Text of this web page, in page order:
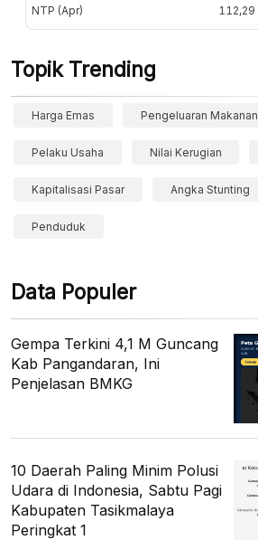
NTP (Apr) 112,29
Topik Trending
Harga Emas Pengeluaran Makanan
Pelaku Usaha Nilai Kerugian
Kapitalisasi Pasar Angka Stunting
Penduduk
Data Populer
Gempa Terkini 4,1 M Guncang
Kab Pangandaran, Ini
Penjelasan BMKG
10 Daerah Paling Minim Polusi
Udara di Indonesia, Sabtu Pagi
Kabupaten Tasikmalaya
Peringkat 1